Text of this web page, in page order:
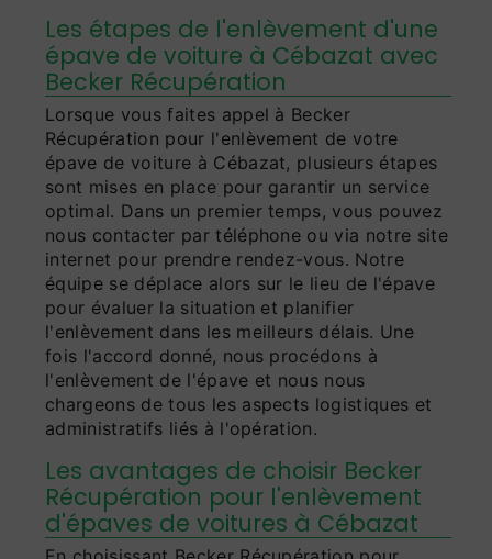
Les étapes de l'enlèvement d'une
épave de voiture à Cébazat avec
Becker Récupération
Lorsque vous faites appel à Becker
Récupération pour l'enlèvement de votre
épave de voiture à Cébazat, plusieurs étapes
sont mises en place pour garantir un service
optimal. Dans un premier temps, vous pouvez
nous contacter par téléphone ou via notre site
internet pour prendre rendez-vous. Notre
équipe se déplace alors sur le lieu de l'épave
pour évaluer la situation et planifier
l'enlèvement dans les meilleurs délais. Une
fois l'accord donné, nous procédons à
l'enlèvement de l'épave et nous nous
chargeons de tous les aspects logistiques et
administratifs liés à l'opération.
Les avantages de choisir Becker
Récupération pour l'enlèvement
d'épaves de voitures à Cébazat